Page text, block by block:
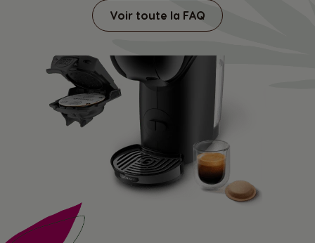
Voir toute la FAQ